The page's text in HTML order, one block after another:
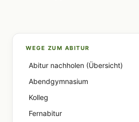
WEGE ZUM ABITUR
Abitur nachholen (Übersicht)
Abendgymnasium
Kolleg
Fernabitur